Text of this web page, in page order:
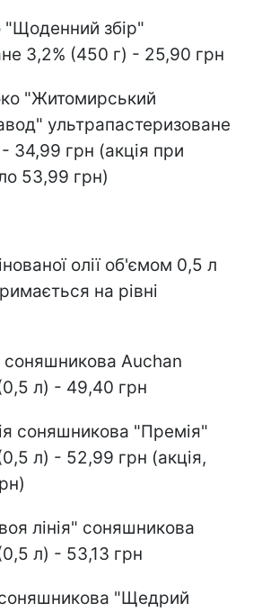
збір"
3,2% (450 г) - 25,90 грн
"Житомирський
ультрапастеризоване
34,99 грн (акція при
53,99 грн)
олії об'ємом 0,5 л
на рівні
Auchan
л) - 49,40 грн
соняшникова "Премія"
л) - 52,99 грн (акція,
лінія" соняшникова
л) - 53,13 грн
"Щедрий